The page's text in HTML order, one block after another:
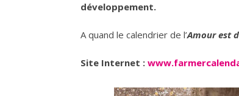
développement.
A quand le calendrier de l’Amour est
Site Internet :